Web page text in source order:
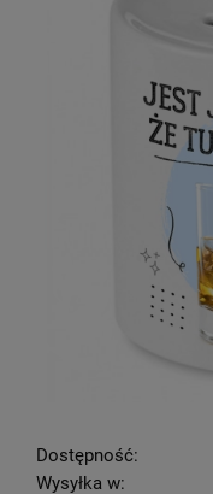
Dostępność:
Wysyłka w: